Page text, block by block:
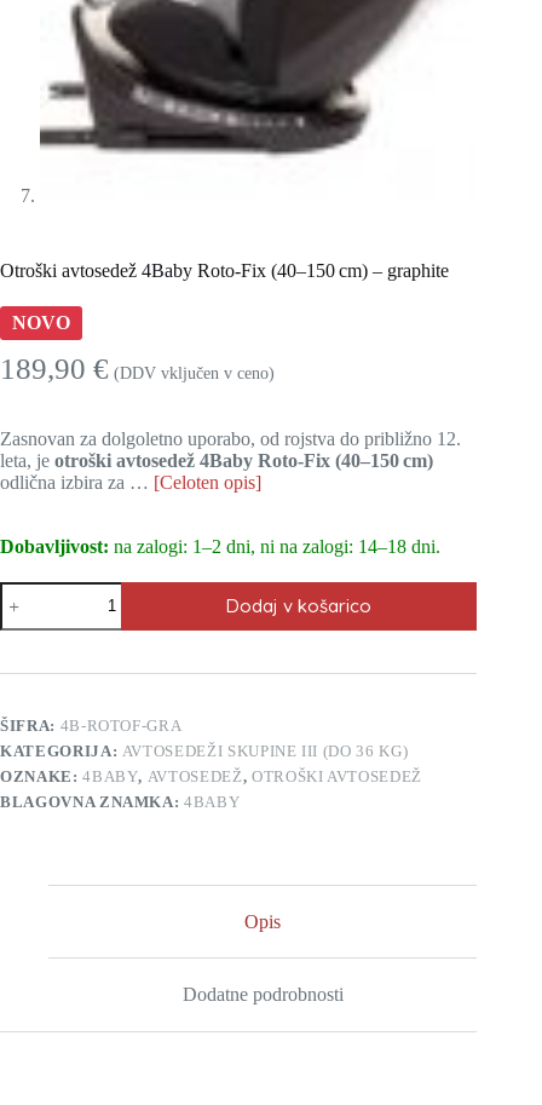
Otroški avtosedež 4Baby Roto‑Fix (40–150 cm) – graphite
NOVO
189,90 € (DDV vključen v ceno)
Zasnovan za dolgoletno uporabo, od rojstva do približno 12.
leta, je otroški avtosedež 4Baby Roto‑Fix (40–150 cm)
odlična izbira za … [Celoten opis]
Dobavljivost: na zalogi: 1–2 dni, ni na zalogi: 14–18 dni.
Otroški
avtosedež
4Baby
(40–
-
graphite
količina
Dodaj v košarico
ŠIFRA: 4B-ROTOF-GRA
KATEGORIJA: AVTOSEDEŽI SKUPINE III (DO 36 KG)
OZNAKE:4BABY, AVTOSEDEŽ, OTROŠKI AVTOSEDEŽ
BLAGOVNA ZNAMKA:4BABY
Opis
Dodatne podrobnosti